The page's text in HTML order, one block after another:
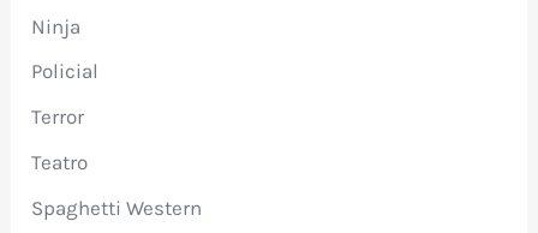
Ninja
Policial
Terror
Teatro
Spaghetti Western